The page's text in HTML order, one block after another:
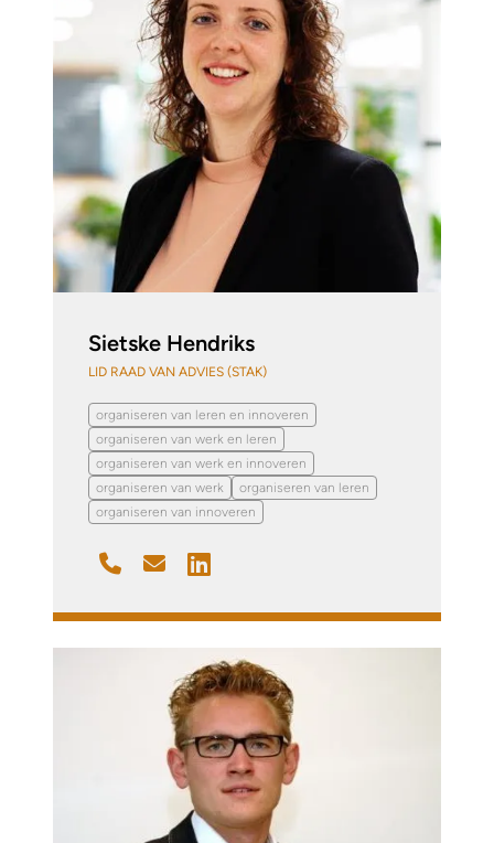
Sietske Hendriks
LID RAAD VAN ADVIES (STAK)
organiseren van leren en innoveren
organiseren van werk en leren
organiseren van werk en innoveren
organiseren van werk
organiseren van leren
organiseren van innoveren